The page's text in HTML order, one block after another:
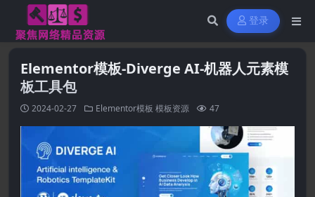
登录
Elementor模板-Diverge AI-机器人元素模
板工具包
2024-02-27 Elementor模板 模板资源 47